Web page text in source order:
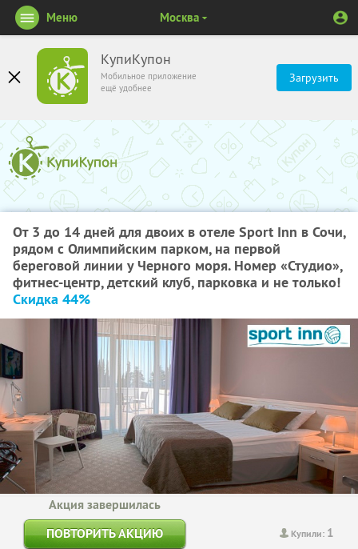
КупиКупон
Мобильное приложение
ещё удобнее
Загрузить
Меню Москва
От 3 до 14 дней для двоих в отеле Sport Inn в Сочи,
рядом с Олимпийским парком, на первой
береговой линии у Черного моря. Номер «Студио»,
фитнес-центр, детский клуб, парковка и не только!
Скидка 44%
Купили: 1
Акция завершилась
ПОВТОРИТЬ АКЦИЮ